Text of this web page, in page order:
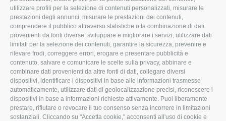
utilizzare profili per la selezione di contenuti personalizzati, misurare le
prestazioni degli annunci, misurare le prestazioni dei contenuti,
comprendere il pubblico attraverso statistiche o la combinazione di dati
provenienti da fonti diverse, sviluppare e migliorare i servizi, utilizzare dati
limitati per la selezione dei contenuti, garantire la sicurezza, prevenire e
rilevare frodi, correggere errori, erogare e presentare pubblicità e
contenuto, salvare e comunicare le scelte sulla privacy, abbinare e
combinare dati provenienti da altre fonti di dati, collegare diversi
dispositivi, identificare i dispositivi in base alle informazioni trasmesse
automaticamente, utilizzare dati di geolocalizzazione precisi, riconoscere i
dispositivi in base a informazioni richieste attivamente. Puoi liberamente
prestare, rifiutare o revocare il tuo consenso senza incorrere in limitazioni
sostanziali. Cliccando su "Accetta cookie," acconsenti all'uso di cookie e
I Nostri Servizi
Uffici della Sede
provinciale
Le Sedi di Zona
Agricoltori S.r.l.
Whistleblowing
Confagricoltura Rovigo e
Agricoltori srl
Ambiente
Associazione
CONFAGRICOLTURA
ATTIVA
Notizie in evidenza
Eventi
Comunicati Stampa